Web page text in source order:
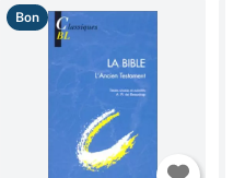
Bon